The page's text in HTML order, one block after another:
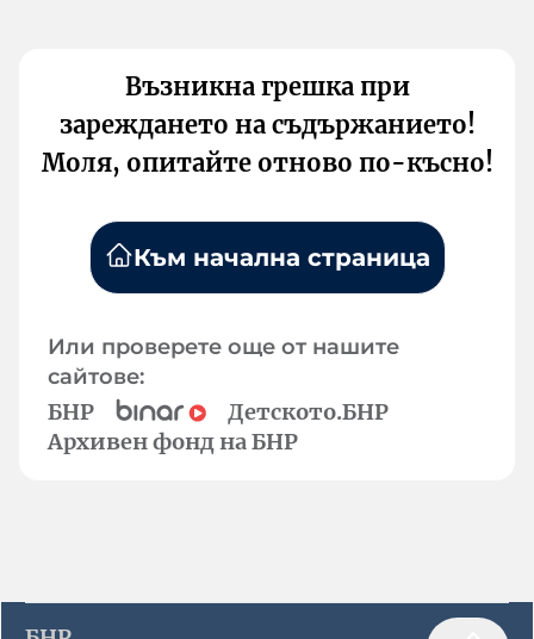
Възникна грешка при
зареждането на съдържанието!
Моля, опитайте отново по-късно!
Към начална страница
Или проверете още от нашите
сайтове:
БНР
Детското.БНР
Архивен фонд на БНР